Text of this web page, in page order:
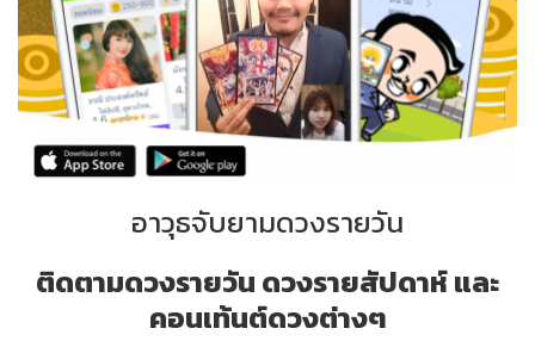
อาวุธจับยามดวงรายวัน
ติดตามดวงรายวัน ดวงรายสัปดาห์ และ
คอนเท้นต์ดวงต่างๆ